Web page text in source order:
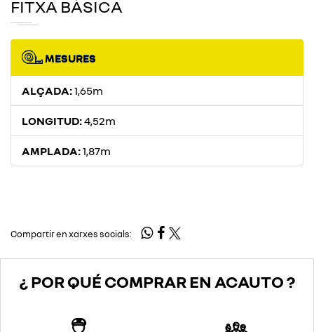
FITXA BÀSICA
MESURES
ALÇADA:1,65m
LONGITUD:4,52m
AMPLADA:1,87m
Compartir en xarxes socials:
¿ POR QUÉ COMPRAR EN ACAUTO ?